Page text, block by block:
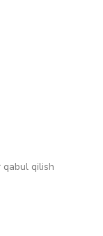
qabul qilish